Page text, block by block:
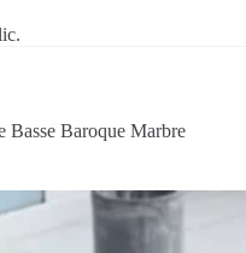
Basse Baroque Marbre